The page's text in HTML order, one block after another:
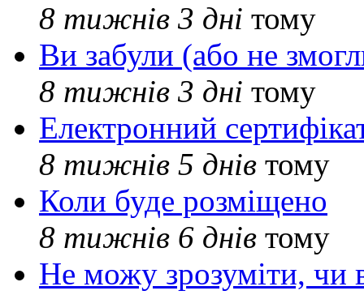
8 тижнів 3 дні тому
Ви забули (або не
8 тижнів 3 дні тому
Електронний
8 тижнів 5 днів тому
Коли буде розміщено
8 тижнів 6 днів тому
Не можу зрозуміти, чи